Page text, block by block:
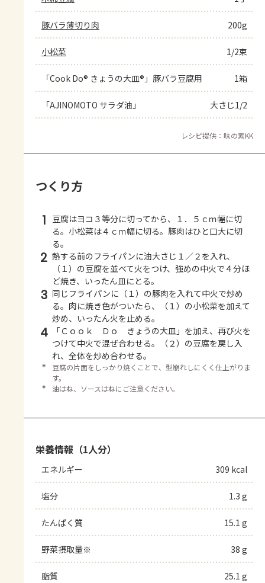
豚バラ薄切り肉 200g
小松菜 1/2束
「Cook Do® きょうの大皿®」豚バラ豆腐用 1箱
「AJINOMOTO サラダ油」 大さじ1/2
レシピ提供：味の素KK
つくり方
1 豆腐はヨコ３等分に切ってから、１．５ｃｍ幅に切
る。小松菜は４ｃｍ幅に切る。豚肉はひと口大に切
る。
2 熱する前のフライパンに油大さじ１／２を入れ、
（１）の豆腐を並べて火をつけ、強めの中火で４分ほ
ど焼き、いったん皿にとる。
3 同じフライパンに（１）の豚肉を入れて中火で炒め
る。肉に焼き色がついたら、（１）の小松菜を加えて
炒め、いったん火を止める。
4
「Ｃｏｏｋ Ｄｏ きょうの大皿」を加え、再び火を
つけて中火で混ぜ合わせる。（２）の豆腐を戻し入
れ、全体を炒め合わせる。
＊
豆腐の片面をしっかり焼くことで、型崩れしにくく仕上がりま
す。
＊
油はね、ソースはねにご注意ください。
栄養情報（1人分）
エネルギー 309 kcal
塩分 1.3 g
たんぱく質 15.1 g
野菜摂取量※ 38 g
脂質 25.1 g